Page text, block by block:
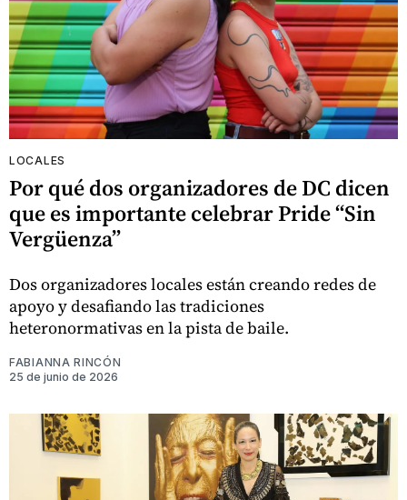
LOCALES
Por qué dos organizadores de DC dicen
que es importante celebrar Pride “Sin
Vergüenza”
Dos organizadores locales están creando redes de
apoyo y desafiando las tradiciones
heteronormativas en la pista de baile.
FABIANNA RINCÓN
25 de junio de 2026